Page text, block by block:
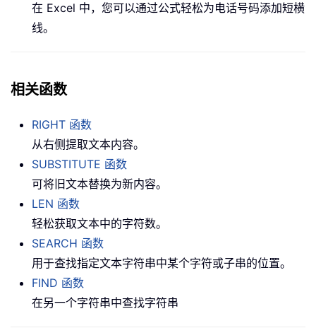
在 Excel 中，您可以通过公式轻松为电话号码添加短横
线。
相关函数
RIGHT 函数
从右侧提取文本内容。
SUBSTITUTE 函数
可将旧文本替换为新内容。
LEN 函数
轻松获取文本中的字符数。
SEARCH 函数
用于查找指定文本字符串中某个字符或子串的位置。
FIND 函数
在另一个字符串中查找字符串